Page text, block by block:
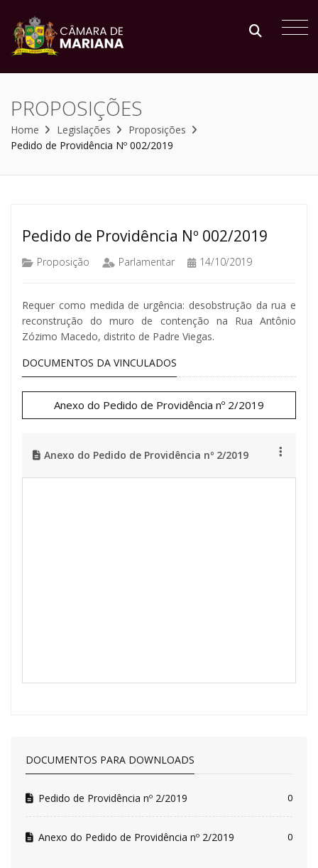
PROPOSIÇÕES
Home Legislações
Proposições
Pedido de Providência Nº 002/2019
Pedido de Providência Nº 002/2019
Proposição Parlamentar 14/10/2019
Requer como medida de urgência: desobstrução da rua e
reconstrução do muro de contenção na Rua Antônio
Zózimo Macedo, distrito de Padre Viegas.
DOCUMENTOS DA VINCULADOS
Anexo do Pedido de Providência nº 2/2019
Anexo do Pedido de Providência nº 2/2019
DOCUMENTOS PARA DOWNLOADS
Pedido de Providência nº 2/2019 0
Anexo do Pedido de Providência nº 2/2019 0